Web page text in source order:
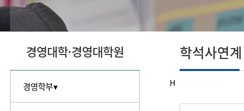
HBS 자문위원회
시설안내
경영대학·경영대학원
경영학부▾ H
학석사연계